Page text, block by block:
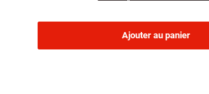
Ajouter au panier